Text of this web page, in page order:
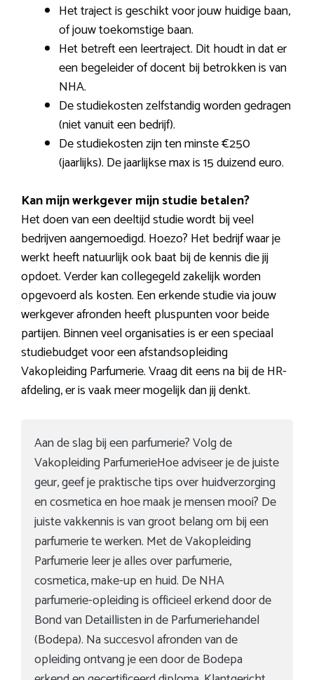
Het traject is geschikt voor jouw huidige baan,
of jouw toekomstige baan.
Het betreft een leertraject. Dit houdt in dat er
een begeleider of docent bij betrokken is van
NHA.
De studiekosten zelfstandig worden gedragen
(niet vanuit een bedrijf).
De studiekosten zijn ten minste €250
(jaarlijks). De jaarlijkse max is 15 duizend euro.
Kan mijn werkgever mijn studie betalen?
Het doen van een deeltijd studie wordt bij veel
bedrijven aangemoedigd. Hoezo? Het bedrijf waar je
werkt heeft natuurlijk ook baat bij de kennis die jij
opdoet. Verder kan collegegeld zakelijk worden
opgevoerd als kosten. Een erkende studie via jouw
werkgever afronden heeft pluspunten voor beide
partijen. Binnen veel organisaties is er een speciaal
studiebudget voor een afstandsopleiding
Vakopleiding Parfumerie. Vraag dit eens na bij de HR-
afdeling, er is vaak meer mogelijk dan jij denkt.
Aan de slag bij een parfumerie? Volg de
Vakopleiding ParfumerieHoe adviseer je de juiste
geur, geef je praktische tips over huidverzorging
en cosmetica en hoe maak je mensen mooi? De
juiste vakkennis is van groot belang om bij een
parfumerie te werken. Met de Vakopleiding
Parfumerie leer je alles over parfumerie,
cosmetica, make-up en huid. De NHA
parfumerie-opleiding is officieel erkend door de
Bond van Detaillisten in de Parfumeriehandel
(Bodepa). Na succesvol afronden van de
opleiding ontvang je een door de Bodepa